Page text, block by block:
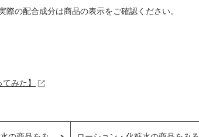
の配合成分は商品の表示をご確認ください。
みた】